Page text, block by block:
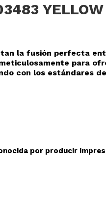
la fusión perfecta
para
con los estándares
por producir